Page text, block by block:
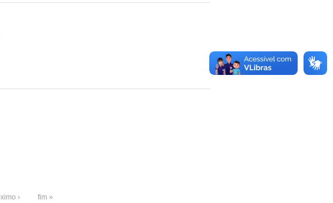
› fim »